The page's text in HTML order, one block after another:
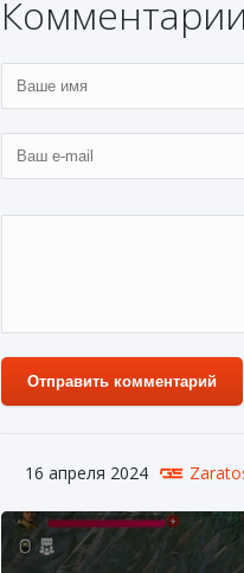
Комментарии
Отправить комментарий
16 апреля 2024